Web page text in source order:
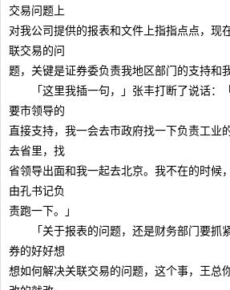
交易问题上
对我公司提供的报表和文件上指指点点，现
联交易的问
题，关键是证券委负责我地区部门的支持和
「这里我插一句，」张丰打断了说话：
要市领导的
直接支持，我一会去市政府找一下负责工业
去省里，找
省领导出面和我一起去北京。我不在的时候
由孔书记负
责跑一下。」
「关于报表的问题，还是财务部门要抓
券的好好想
想如何解决关联交易的问题，这个事，王总